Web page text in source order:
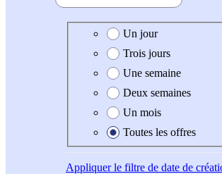
Date de création de l'offre
Un jour
Trois jours
Une semaine
Deux semaines
Un mois
Toutes les offres
Appliquerle filtre de date de